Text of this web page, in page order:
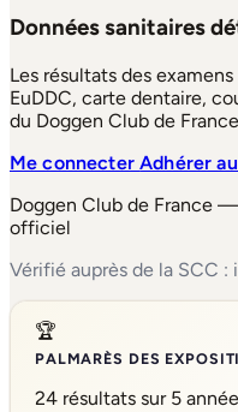
Données sanitaires
Les résultats des
EuDDC, carte dentaire,
du Doggen Club de
Me connecterAdhérer
Doggen Club de France
officiel
Vérifié auprès de la SCC :
🏆
PALMARÈS DES
24 résultats sur 5